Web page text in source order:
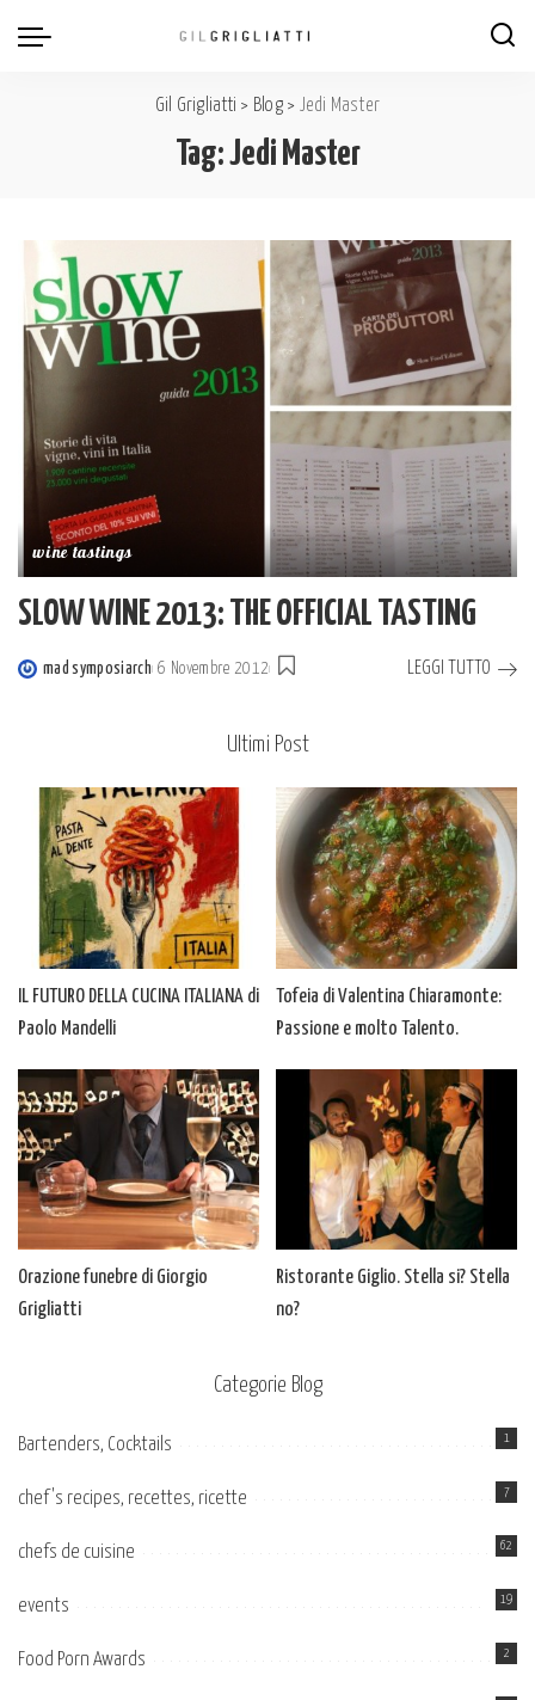
Gil Grigliatti > Blog> Jedi Master
Tag:Jedi Master
wine tastings
SLOW WINE 2013: THE OFFICIAL TASTING
Posted
mad symposiarch 6 Novembre 2012 LEGGI TUTTO
Ultimi Post
IL FUTURO DELLA CUCINA ITALIANA di
Paolo Mandelli
Tofeia di Valentina Chiaramonte:
Passione e molto Talento.
Orazione funebre di Giorgio
Grigliatti
Ristorante Giglio. Stella si? Stella
no?
Categorie Blog
Bartenders, Cocktails 1
chef's recipes, recettes, ricette 7
chefs de cuisine 62
events 19
Food Porn Awards 2